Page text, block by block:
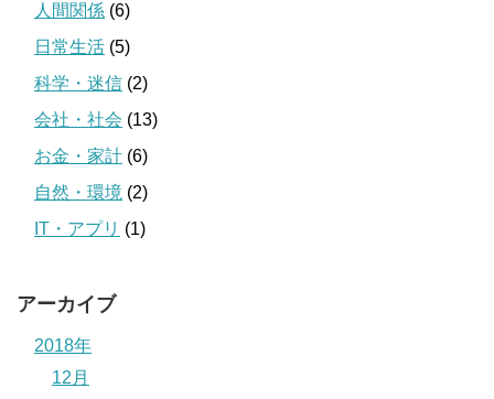
人間関係 (6)
日常生活 (5)
科学・迷信 (2)
会社・社会 (13)
お金・家計 (6)
自然・環境 (2)
IT・アプリ (1)
アーカイブ
2018年
12月